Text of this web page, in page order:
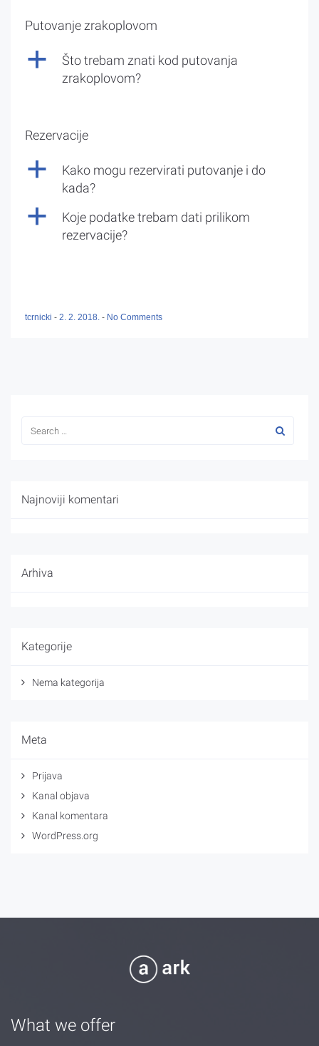
Putovanje zrakoplovom
a
Što trebam znati kod putovanja
zrakoplovom?
Rezervacije
a
Kako mogu rezervirati putovanje i do
kada?
a
Koje podatke trebam dati prilikom
rezervacije?
tcrnicki - 2. 2. 2018. - No Comments
Najnoviji komentari
Arhiva
Kategorije
Nema kategorija
Meta
Prijava
Kanal objava
Kanal komentara
WordPress.org
What we offer